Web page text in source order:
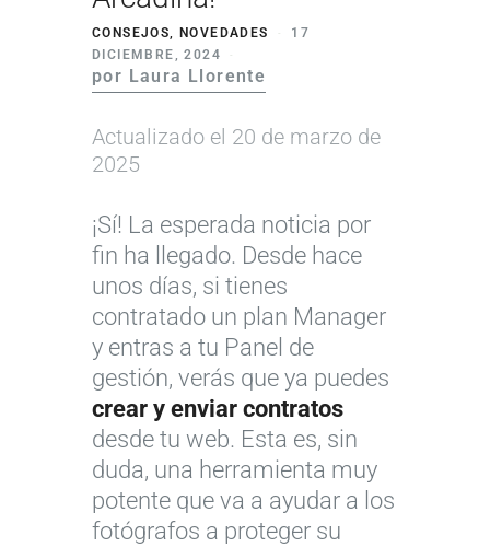
PRECIOS
LOGIN
EMPEZAR AHORA
CONSEJOS, NOVEDADES
17
DICIEMBRE, 2024
por Laura Llorente
Actualizado el 20 de marzo de
2025
¡Sí! La esperada noticia por
fin ha llegado. Desde hace
unos días, si tienes
contratado un plan Manager
y entras a tu Panel de
gestión, verás que ya puedes
crear y enviar contratos
desde tu web. Esta es, sin
duda, una herramienta muy
potente que va a ayudar a los
fotógrafos a proteger su